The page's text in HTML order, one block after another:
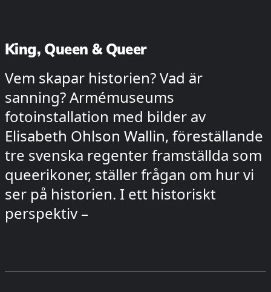
King, Queen & Queer
Vem skapar historien? Vad är
sanning? Armémuseums
fotoinstallation med bilder av
Elisabeth Ohlson Wallin, föreställande
tre svenska regenter framställda som
queerikoner, ställer frågan om hur vi
ser på historien. I ett historiskt
perspektiv –